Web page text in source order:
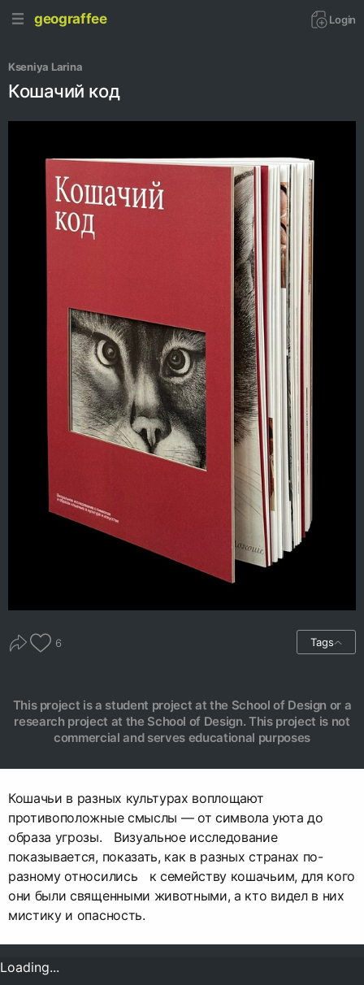
geograffee Login
Kseniya Larina
Кошачий код
6 Tags
This project is a student project at the School of Design or a
research project at the School of Design. This project is not
commercial and serves educational purposes
Кошачьи в разных культурах воплощают
противоположные смыслы — от символа уюта до
образа угрозы. Визуальное исследование
показывается, показать, как в разных странах по-
разному относились к семейству кошачьим, для кого
они были священными животными, а кто видел в них
мистику и опасность.
Loading...